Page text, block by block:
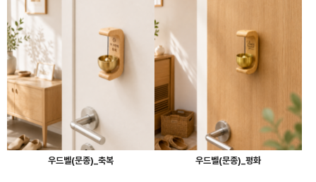
우드벨(문종)_축복 우드벨(문종)_평화